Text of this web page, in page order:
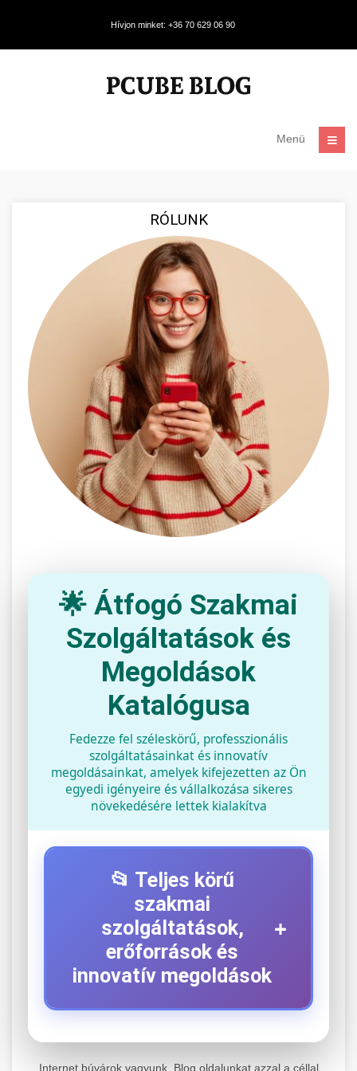
Hívjon minket: +36 70 629 06 90
Menü
RÓLUNK
🌟 Átfogó Szakmai
Szolgáltatások és
Megoldások
Katalógusa
Fedezze fel széleskörű, professzionális
szolgáltatásainkat és innovatív
megoldásainkat, amelyek kifejezetten az Ön
egyedi igényeire és vállalkozása sikeres
növekedésére lettek kialakítva
📂 Teljes körű
szakmai
szolgáltatások,
erőforrások és
innovatív megoldások
+
+
Internet búvárok vagyunk. Blog oldalunkat azzal a céllal